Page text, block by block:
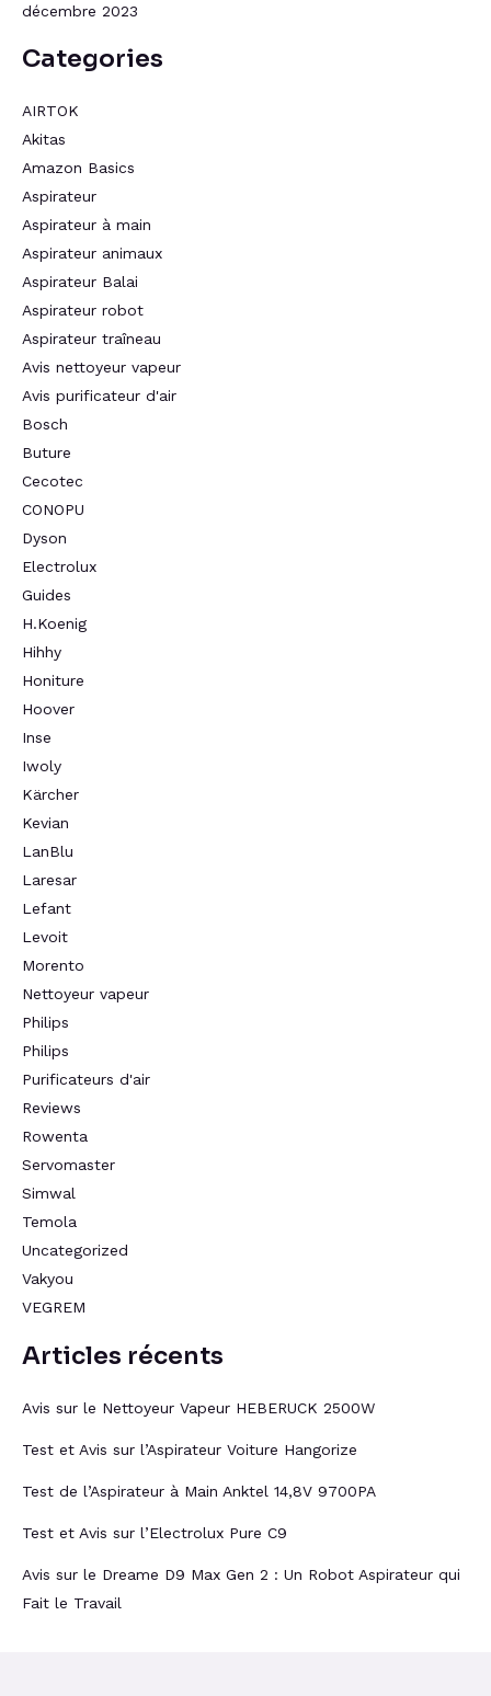
décembre 2023
Categories
AIRTOK
Akitas
Amazon Basics
Aspirateur
Aspirateur à main
Aspirateur animaux
Aspirateur Balai
Aspirateur robot
Aspirateur traîneau
Avis nettoyeur vapeur
Avis purificateur d'air
Bosch
Buture
Cecotec
CONOPU
Dyson
Electrolux
Guides
H.Koenig
Hihhy
Honiture
Hoover
Inse
Iwoly
Kärcher
Kevian
LanBlu
Laresar
Lefant
Levoit
Morento
Nettoyeur vapeur
Philips
Philips
Purificateurs d'air
Reviews
Rowenta
Servomaster
Simwal
Temola
Uncategorized
Vakyou
VEGREM
Articles récents
Avis sur le Nettoyeur Vapeur HEBERUCK 2500W
Test et Avis sur l’Aspirateur Voiture Hangorize
Test de l’Aspirateur à Main Anktel 14,8V 9700PA
Test et Avis sur l’Electrolux Pure C9
Avis sur le Dreame D9 Max Gen 2 : Un Robot Aspirateur qui
Fait le Travail